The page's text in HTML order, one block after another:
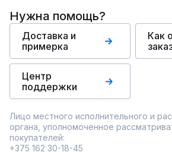
Нужна помощь?
Доставка и
примерка
Как
Центр
поддержки
Лицо местного исполнительного и
органа, уполномоченное
покупателей:
+375 162 30-18-45